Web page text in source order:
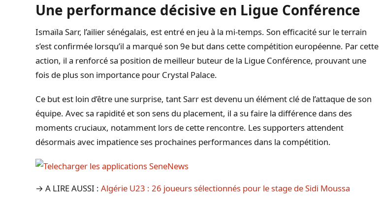
Une performance décisive en Ligue Conférence
Ismaïla Sarr, l’ailier sénégalais, est entré en jeu à la mi-temps. Son efficacité sur le terrain
s’est confirmée lorsqu’il a marqué son 9e but dans cette compétition européenne. Par cette
action, il a renforcé sa position de meilleur buteur de la Ligue Conférence, prouvant une
fois de plus son importance pour Crystal Palace.
Ce but est loin d’être une surprise, tant Sarr est devenu un élément clé de l’attaque de son
équipe. Avec sa rapidité et son sens du placement, il a su faire la différence dans des
moments cruciaux, notamment lors de cette rencontre. Les supporters attendent
désormais avec impatience ses prochaines performances dans la compétition.
→ A LIRE AUSSI : Algérie U23 : 26 joueurs sélectionnés pour le stage de Sidi Moussa